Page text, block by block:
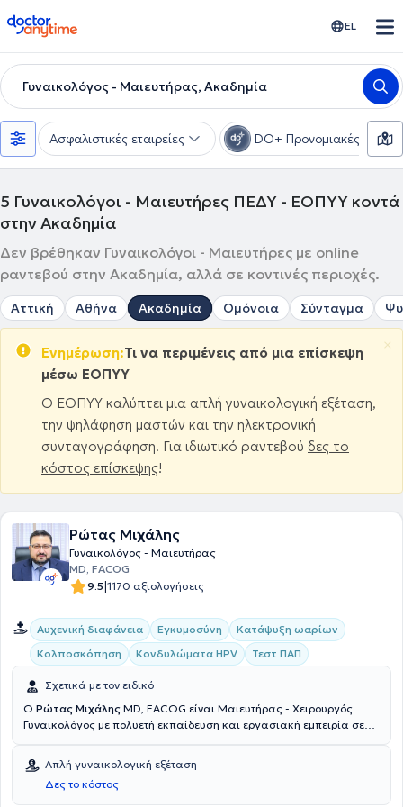
doctoranytime EL
Γυναικολόγος - Μαιευτήρας, Ακαδημία
Ασφαλιστικές εταιρείες DO+ Προνομιακές τιμές
5 Γυναικολόγοι - Μαιευτήρες ΠΕΔΥ - ΕΟΠΥΥ κοντά
στην Ακαδημία
Δεν βρέθηκαν Γυναικολόγοι - Μαιευτήρες με online
ραντεβού στην Ακαδημία, αλλά σε κοντινές περιοχές.
Αττική Αθήνα Ακαδημία Ομόνοια Σύνταγμα
Ενημέρωση:Τι να περιμένεις από μια επίσκεψη
μέσω ΕΟΠΥΥ
Ο ΕΟΠΥΥ καλύπτει μια απλή γυναικολογική εξέταση,
την ψηλάφηση μαστών και την ηλεκτρονική
συνταγογράφηση. Για ιδιωτικό ραντεβού δες το
κόστος επίσκεψης!
×
Ρώτας Μιχάλης
Γυναικολόγος - Μαιευτήρας
MD, FACOG
9.5|1170 αξιολογήσεις
Αυχενική διαφάνεια Εγκυμοσύνη
Κατάψυξη ωαρίων
Κολποσκόπηση
Κονδυλώματα HPV Τεστ ΠΑΠ
Σχετικά με τον ειδικό
Ο Ρώτας Μιχάλης MD, FACOG είναι Μαιευτήρας - Χειρουργός
Γυναικολόγος με πολυετή εκπαίδευση και εργασιακή εμπειρία σε
Αμερικής (ΗΠΑ) και του Ηνωμένου Βασιλείου (UK), όπου και
απέκτησε εξειδίκευση στην Εμβρυομητρική Ιατρική στην
Ενδοσκοπική Χειρουργική και στην Παθολογία του Tραχήλου της
Απλή γυναικολογική εξέταση
Δες το κόστος